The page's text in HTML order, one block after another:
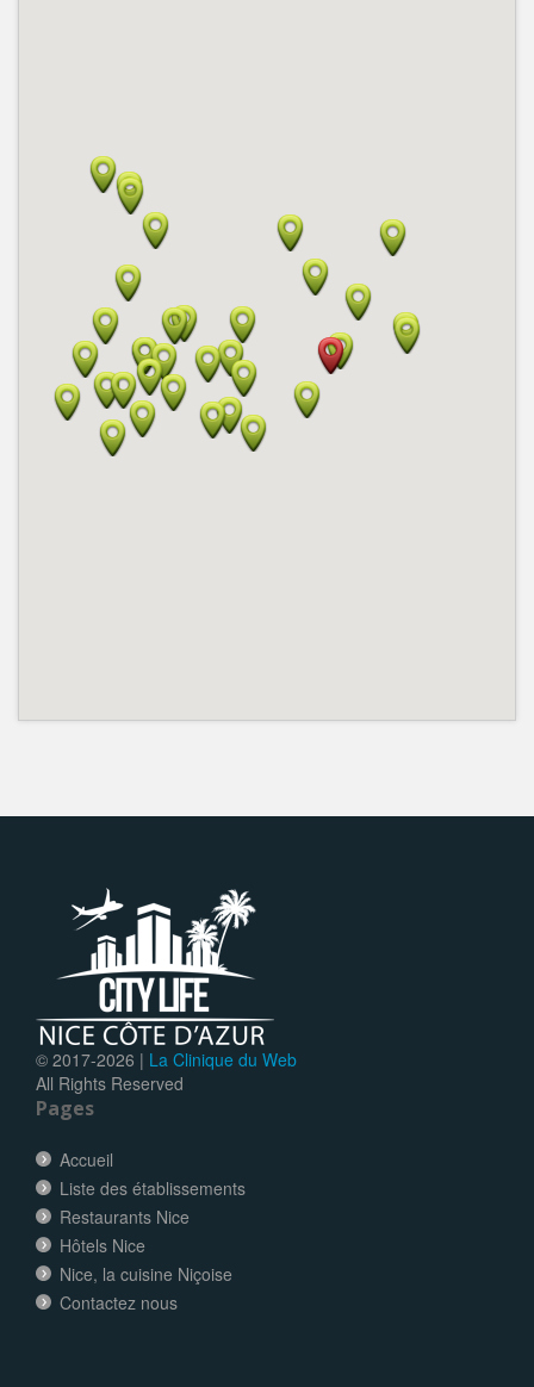
© 2017-2026 | La Clinique du Web
All Rights Reserved
Pages
Accueil
Liste des établissements
Restaurants Nice
Hôtels Nice
Nice, la cuisine Niçoise
Contactez nous